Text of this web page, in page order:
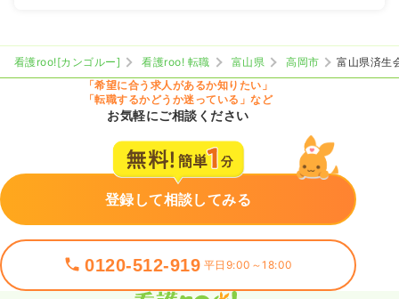
看護roo![カンゴルー] 看護roo! 転職 富山県 高岡市
富山県済生
「希望に合う求人があるか知りたい」
「転職するかどうか迷っている」など
お気軽にご相談ください
登録して相談してみる
0120-512-919 平日9:00～18:00